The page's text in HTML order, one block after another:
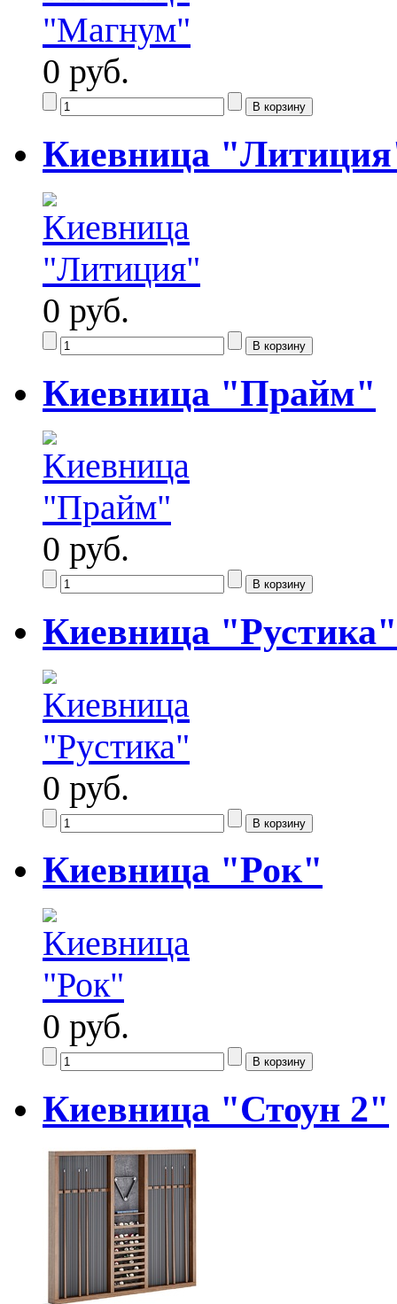
0 руб.
Киевница
0 руб.
Киевница "Прайм"
0 руб.
Киевница "Рустика"
0 руб.
Киевница "Рок"
0 руб.
Киевница "Стоун 2"